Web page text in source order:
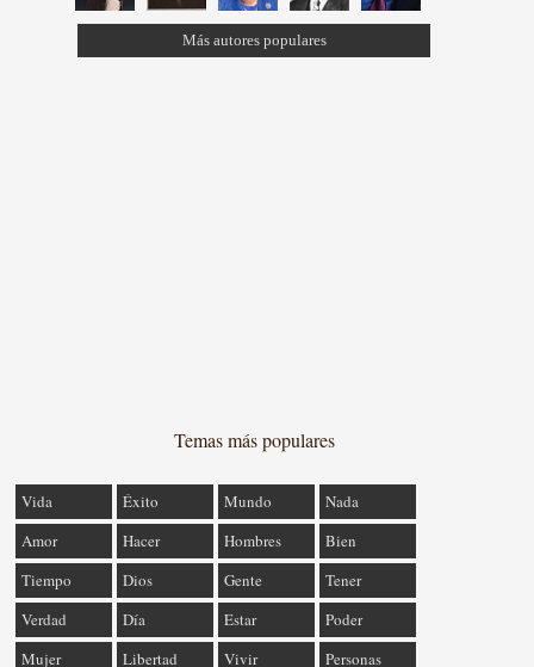
Más autores populares
Temas más populares
Vida Éxito Mundo
Nada
Amor
Hacer Hombres
Bien
Tiempo
Dios Gente
Tener
Verdad
Día Estar
Poder
Mujer
Libertad Vivir Personas